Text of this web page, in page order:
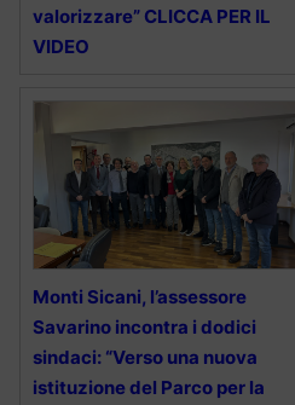
valorizzare” CLICCA PER IL
VIDEO
Monti Sicani, l’assessore
Savarino incontra i dodici
sindaci: “Verso una nuova
istituzione del Parco per la